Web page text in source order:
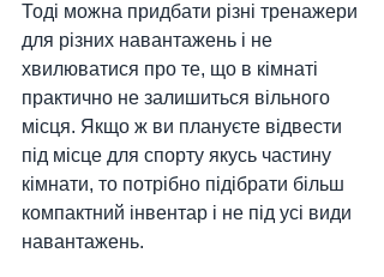
Тоді можна придбати різні тренажери
для різних навантажень і не
хвилюватися про те, що в кімнаті
практично не залишиться вільного
місця. Якщо ж ви плануєте відвести
під місце для спорту якусь частину
кімнати, то потрібно підібрати більш
компактний інвентар і не під усі види
навантажень.